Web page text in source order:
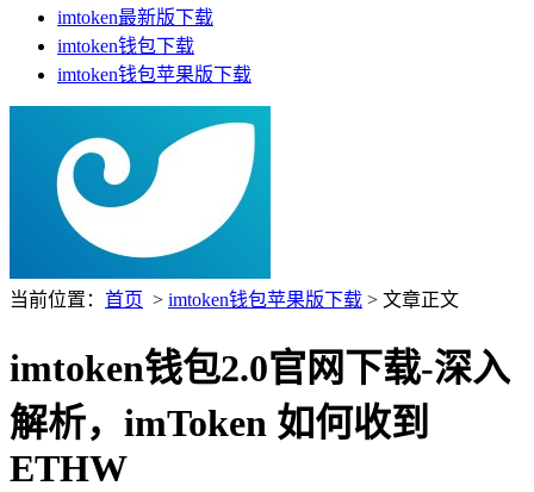
imtoken最新版下载
imtoken钱包下载
imtoken钱包苹果版下载
当前位置： 首页 > imtoken钱包苹果版下载 > 文章正文
imtoken钱包2.0官网下载-深入
解析，imToken 如何收到
ETHW